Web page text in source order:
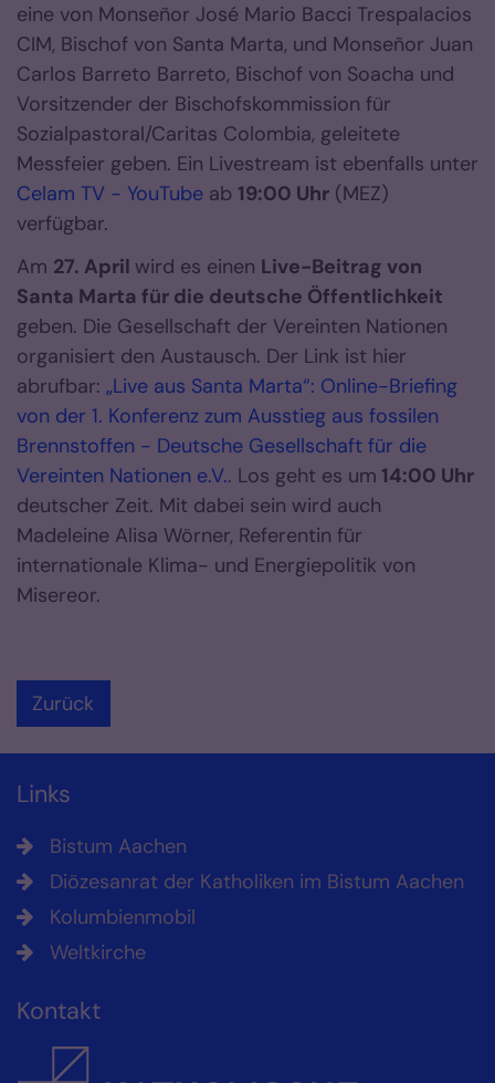
eine von Monseñor José Mario Bacci Trespalacios
CIM, Bischof von Santa Marta, und Monseñor Juan
Carlos Barreto Barreto, Bischof von Soacha und
Vorsitzender der Bischofskommission für
Sozialpastoral/Caritas Colombia, geleitete
Messfeier geben. Ein Livestream ist ebenfalls unter
Celam TV - YouTube ab 19:00 Uhr (MEZ)
verfügbar.
Am 27. April wird es einen Live-Beitrag von
Santa Marta für die deutsche Öffentlichkeit
geben. Die Gesellschaft der Vereinten Nationen
organisiert den Austausch. Der Link ist hier
abrufbar: „Live aus Santa Marta“: Online-Briefing
von der 1. Konferenz zum Ausstieg aus fossilen
Brennstoffen - Deutsche Gesellschaft für die
Vereinten Nationen e.V.. Los geht es um 14:00 Uhr
deutscher Zeit. Mit dabei sein wird auch
Madeleine Alisa Wörner, Referentin für
internationale Klima- und Energiepolitik von
Misereor.
Zurück
Links
Bistum Aachen
Diözesanrat der Katholiken im Bistum Aachen
Kolumbienmobil
Weltkirche
Kontakt